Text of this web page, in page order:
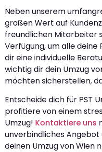
Neben unserem
großen Wert auf
freundlichen Mitarbeiter
Verfügung, um alle
dir eine individuelle
wichtig dir dein Umzug
möchten sicherstellen,
Entscheide dich für PST
profitiere von einem
Umzug! Kontaktiere uns
unverbindliches Angebot
deinen Umzug von Wien